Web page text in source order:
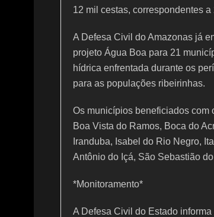
12 mil cestas, correspondentes
A Defesa Civil do Amazonas já
projeto Água Boa para 21
hídrica enfrentada durante os
para as populações ribeirinhas.
Os municípios beneficiados com
Boa Vista do Ramos, Boca do
Iranduba, Isabel do Rio Negro,
Antônio do Içá, São Sebastião
*Monitoramento*
A Defesa Civil do Estado